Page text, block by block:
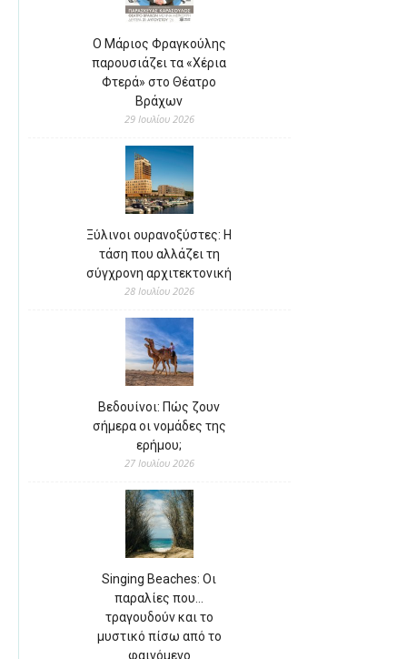
Ο Μάριος Φραγκούλης
παρουσιάζει τα «Χέρια
Φτερά» στο Θέατρο
Βράχων
29 Ιουλίου 2026
Ξύλινοι ουρανοξύστες: Η
τάση που αλλάζει τη
σύγχρονη αρχιτεκτονική
28 Ιουλίου 2026
Βεδουίνοι: Πώς ζουν
σήμερα οι νομάδες της
ερήμου;
27 Ιουλίου 2026
Singing Beaches: Οι
παραλίες που…
τραγουδούν και το
μυστικό πίσω από το
φαινόμενο